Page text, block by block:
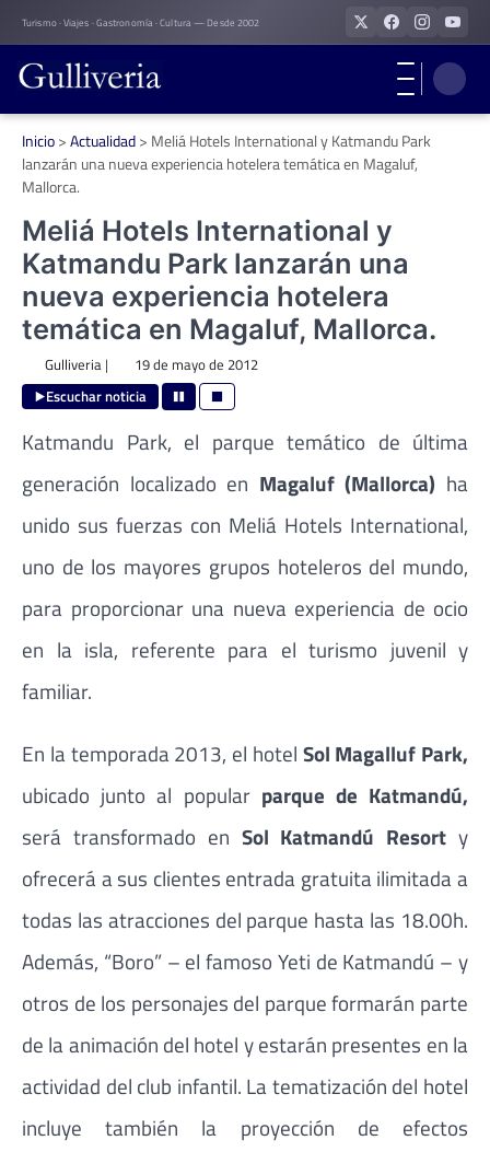
Skip
to
content
Turismo · Viajes · Gastronomía · Cultura — Desde 2002
Inicio>Actualidad> Meliá Hotels International y Katmandu Park
lanzarán una nueva experiencia hotelera temática en Magaluf,
Mallorca.
Meliá Hotels International y
Katmandu Park lanzarán una
nueva experiencia hotelera
temática en Magaluf, Mallorca.
Gulliveria| 19 de mayo de 2012
Escuchar noticia
Katmandu Park, el parque temático de última
generación localizado en Magaluf (Mallorca) ha
unido sus fuerzas con Meliá Hotels International,
uno de los mayores grupos hoteleros del mundo,
para proporcionar una nueva experiencia de ocio
en la isla, referente para el turismo juvenil y
familiar.
En la temporada 2013, el hotel Sol Magalluf Park,
ubicado junto al popular parque de Katmandú,
será transformado en Sol Katmandú Resort y
ofrecerá a sus clientes entrada gratuita ilimitada a
todas las atracciones del parque hasta las 18.00h.
Además, “Boro” – el famoso Yeti de Katmandú – y
otros de los personajes del parque formarán parte
de la animación del hotel y estarán presentes en la
actividad del club infantil. La tematización del hotel
incluye también la proyección de efectos